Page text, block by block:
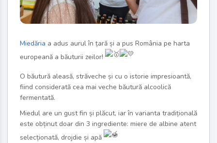
Miedăria a adus aurul în țară și a pus România pe harta
europeană a băuturii zeilor!
O băutură aleasă, străveche și cu o istorie impresioantă,
fiind considerată cea mai veche băutură alcoolică
fermentată.
Miedul are un gust fin și plăcut, iar în varianta tradițională
este obținut doar din 3 ingrediente: miere de albine atent
selecționată, drojdie și apă